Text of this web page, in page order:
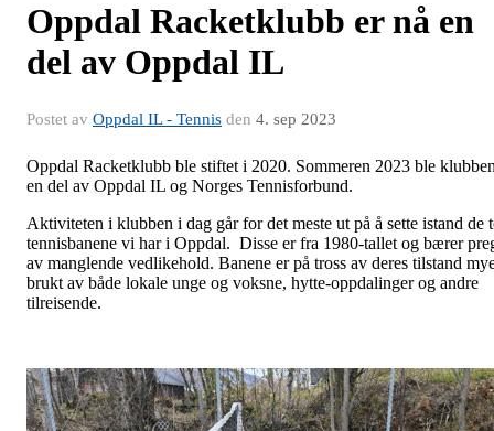
Oppdal Racketklubb er nå en
del av Oppdal IL
Postet av Oppdal IL - Tennis den 4. sep 2023
Oppdal Racketklubb ble stiftet i 2020. Sommeren 2023 ble
en del av Oppdal IL og Norges Tennisforbund.
Aktiviteten i klubben i dag går for det meste ut på å sette istand de
tennisbanene vi har i Oppdal. Disse er fra 1980-tallet og bærer
av manglende vedlikehold. Banene er på tross av deres tilstand
brukt av både lokale unge og voksne, hytte-oppdalinger og andre
tilreisende.